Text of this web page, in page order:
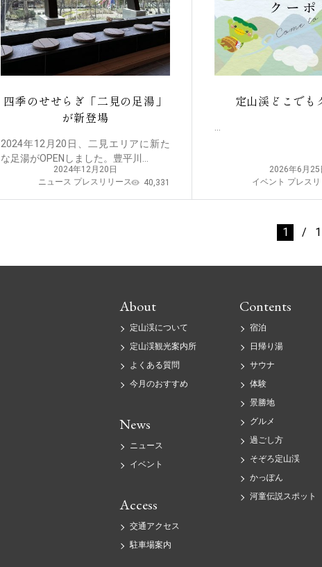
四季のせせらぎ「二見の足湯」
が新登場
2024年12月20日、二見エリアに新た
な足湯がOPENしました。豊平川...
2024年12月20日
ニュース プレスリリース 40,331
定山渓どこでも
...
2026年6月25
イベント プレス
1 / 1
About
定山渓について
定山渓観光案内所
よくある質問
今月のおすすめ
News
ニュース
イベント
Access
交通アクセス
駐車場案内
Contents
宿泊
日帰り湯
サウナ
体験
景勝地
グルメ
過ごし方
そぞろ定山渓
かっぽん
河童伝説スポット